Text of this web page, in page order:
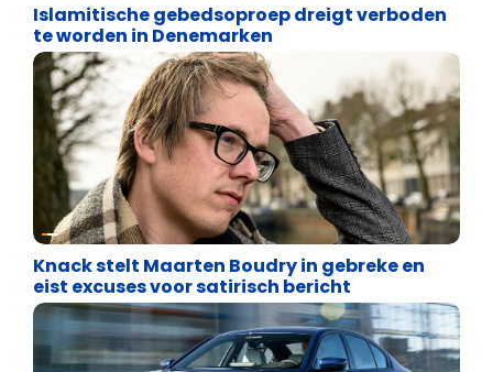
Islamitische gebedsoproep dreigt verboden
te worden in Denemarken
Uncategorized
Knack stelt Maarten Boudry in gebreke en
eist excuses voor satirisch bericht